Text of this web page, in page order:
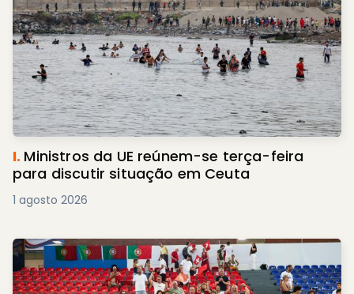
I. Ministros da UE reúnem-se terça-feira
para discutir situação em Ceuta
1 agosto 2026